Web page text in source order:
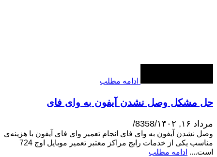
ادامه مطلب
حل مشکل وصل نشدن آیفون به وای فای
مرداد ۱۶, ۱۴۰۲ /
8358
/
وصل نشدن آیفون به وای فای انجام تعمیر وای فای آیفون با هزینه‌ی
مناسب یکی از خدمات رایج مراکز معتبر تعمیر موبایل اوج 724
است.... ادامه مطلب